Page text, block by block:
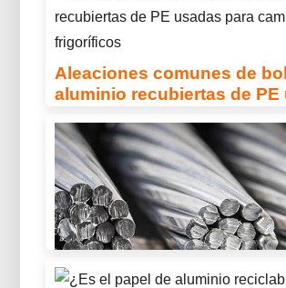
coleccionistas de próxima
Aleaciones comunes de
aluminio recubiertas de PE
Descubra las aleaciones comunes
de aluminio recubiertas de PE
camiones frigoríficos, incluido
3105. Diseñado para una
a la corrosión, formabilidad, y
duradero en exteriores.